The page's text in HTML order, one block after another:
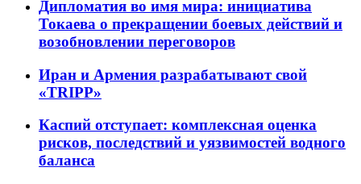
Дипломатия во имя мира: инициатива
Токаева о прекращении боевых действий и
возобновлении переговоров
Иран и Армения разрабатывают свой
«TRIPP»
Каспий отступает: комплексная оценка
рисков, последствий и уязвимостей водного
баланса